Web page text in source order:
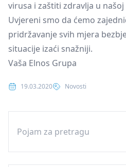
virusa i zaštiti zdravlja u
Uvjereni smo da ćemo
pridržavanje svih mjera
situacije izaći snažniji.
Vaša Elnos Grupa
19.03.2020 Posted in
Novosti